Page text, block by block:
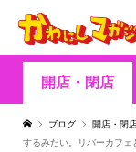
開店・閉店
ブログ 開店・閉
するみたい。リバーカフェ